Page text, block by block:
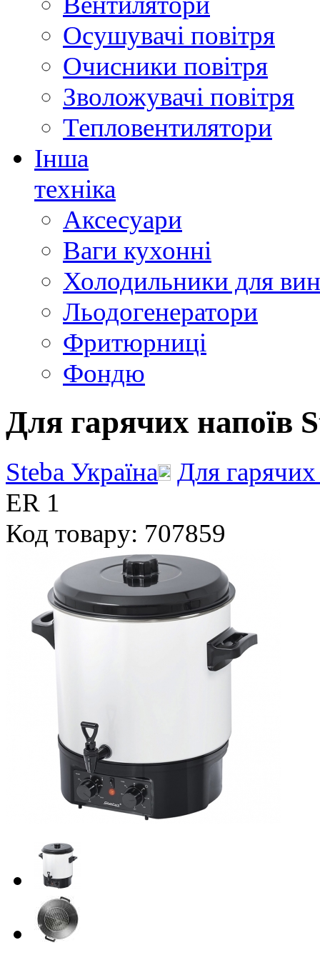
Осушувачі повітря
Очисники повітря
Зволожувачі повітря
Тепловентилятори
Інша
техніка
Аксесуари
Ваги кухонні
Холодильники для
Льодогенератори
Фритюрниці
Фондю
Для гарячих напоїв
Steba Україна
Для гарячих
ER 1
Код товару: 707859